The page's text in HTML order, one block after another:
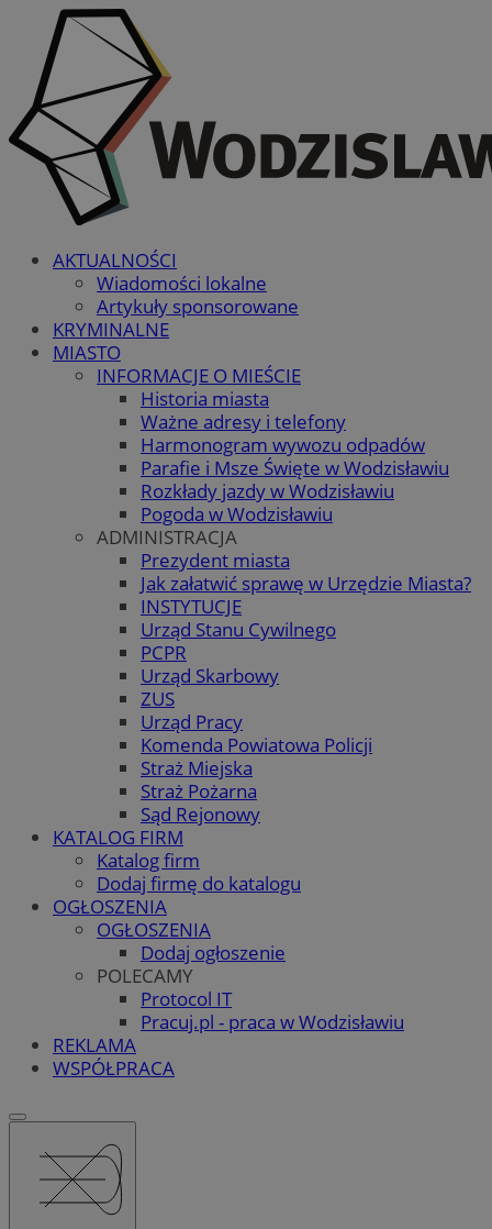
AKTUALNOŚCI
Wiadomości lokalne
Artykuły sponsorowane
KRYMINALNE
MIASTO
INFORMACJE O MIEŚCIE
Historia miasta
Ważne adresy i telefony
Harmonogram wywozu odpadów
Parafie i Msze Święte w Wodzisławiu
Rozkłady jazdy w Wodzisławiu
Pogoda w Wodzisławiu
ADMINISTRACJA
Prezydent miasta
Jak załatwić sprawę w Urzędzie Miasta?
INSTYTUCJE
Urząd Stanu Cywilnego
PCPR
Urząd Skarbowy
ZUS
Urząd Pracy
Komenda Powiatowa Policji
Straż Miejska
Straż Pożarna
Sąd Rejonowy
KATALOG FIRM
Katalog firm
Dodaj firmę do katalogu
OGŁOSZENIA
OGŁOSZENIA
Dodaj ogłoszenie
POLECAMY
Protocol IT
Pracuj.pl - praca w Wodzisławiu
REKLAMA
WSPÓŁPRACA